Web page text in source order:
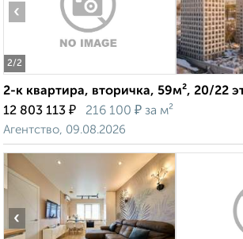
2/2
‹
2-к квартира, вторичка, 59м², 20/22
12 803 113 ₽ 216 100 ₽ за м²
Агентство, 09.08.2026
‹